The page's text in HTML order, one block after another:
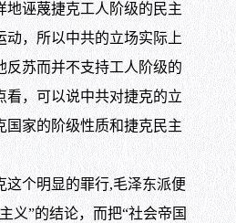
地诬蔑捷克工人阶级的民主
动，所以中共的立场实际上
反苏而并不支持工人阶级的
看，可以说中共对捷克的立
国家的阶级性质和捷克民主
个明显的罪行,毛泽东派便
义”的结论，而把“社会帝国